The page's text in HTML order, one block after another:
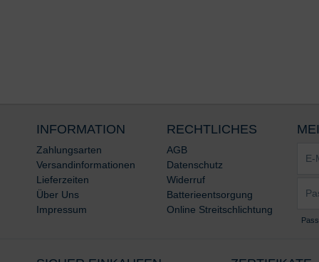
INFORMATION
Zahlungsarten
Versandinformationen
Lieferzeiten
Über Uns
Impressum
RECHTLICHES
AGB
Datenschutz
Widerruf
Batterieentsorgung
Online Streitschlichtung
Mail-